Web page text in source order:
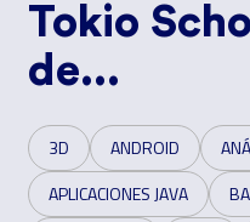
Tokio
de...
3D ANDROID
APLICACIONES JAVA